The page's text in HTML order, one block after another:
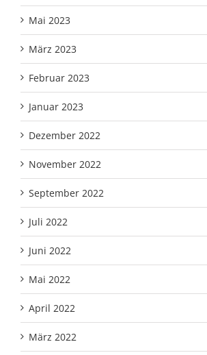
Mai 2023
März 2023
Februar 2023
Januar 2023
Dezember 2022
November 2022
September 2022
Juli 2022
Juni 2022
Mai 2022
April 2022
März 2022